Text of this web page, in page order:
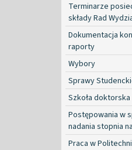
Terminarze
składy Rad
Dokumentacja
raporty
Wybory
Sprawy
Szkoła doktorska
Postępowania w
nadania stopnia
Praca w